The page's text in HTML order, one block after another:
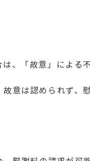
、「故意」による
意は認められず、